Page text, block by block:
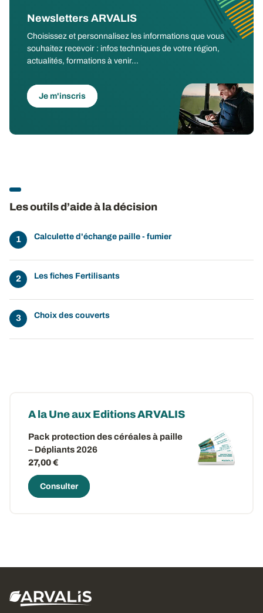
Newsletters ARVALIS
Choisissez et personnalisez les informations que vous
souhaitez recevoir : infos techniques de votre région,
actualités, formations à venir...
Je m'inscris
Les outils d’aide à la décision
Calculette d'échange paille - fumier
Les fiches Fertilisants
Choix des couverts
A la Une aux Editions ARVALIS
Pack protection des céréales à paille
– Dépliants 2026
27,00 €
Consulter